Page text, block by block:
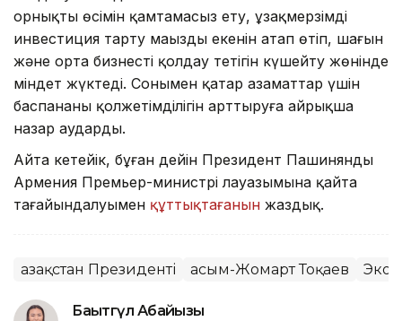
орнықты өсімін қамтамасыз ету, ұзақмерзімді
инвестиция тарту маңызды екенін атап өтіп, шағын
және орта бизнесті қолдау тетігін күшейту жөнінде
міндет жүктеді. Сонымен қатар азаматтар үшін
баспананың қолжетімділігін арттыруға айрықша
назар аударды.
Айта кетейік, бұған дейін Президент Пашинянды
Армения Премьер-министрі лауазымына қайта
тағайындалуымен құттықтағанын жаздық.
Қазақстан Президенті Қасым-Жомарт Тоқаев
Бақытгүл Абайқызы